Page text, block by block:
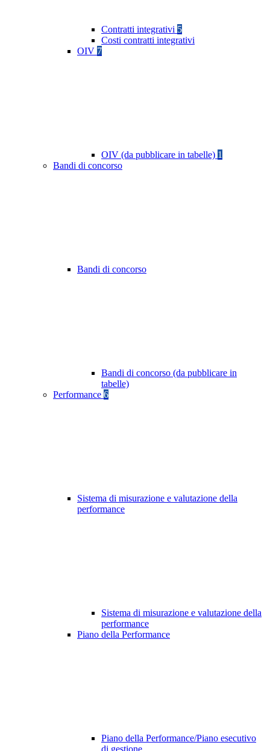
Contratti integrativi 5
Costi contratti integrativi
OIV 7
OIV (da pubblicare in tabelle) 1
Bandi di concorso
Bandi di concorso
Bandi di concorso (da pubblicare in
tabelle)
Performance 6
Sistema di misurazione e valutazione della
performance
Sistema di misurazione e valutazione della
performance
Piano della Performance
Piano della Performance/Piano esecutivo